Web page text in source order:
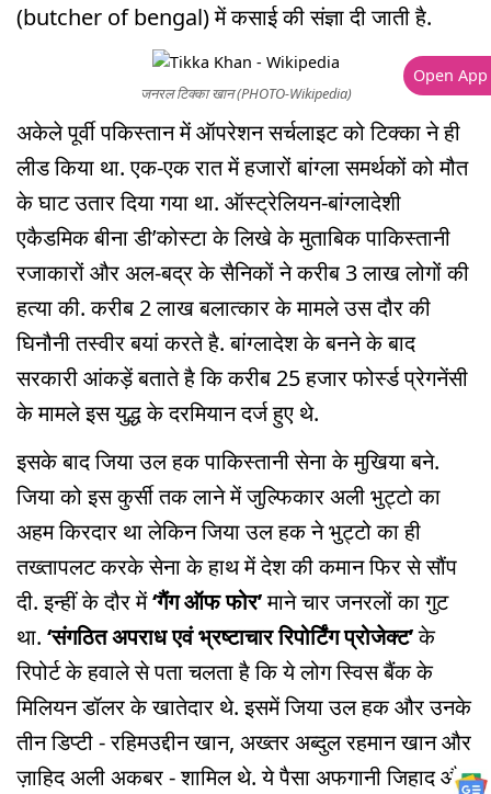
(butcher of bengal) में कसाई की संज्ञा दी जाती है.
जनरल टिक्का खान (PHOTO-Wikipedia)
अकेले पूर्वी पकिस्तान में ऑपरेशन सर्चलाइट को टिक्का ने ही
लीड किया था. एक-एक रात में हजारों बांग्ला समर्थकों को मौत
के घाट उतार दिया गया था. ऑस्ट्रेलियन-बांग्लादेशी
एकैडमिक बीना डी’कोस्टा के लिखे के मुताबिक पाकिस्तानी
रजाकारों और अल-बद्र के सैनिकों ने करीब 3 लाख लोगों की
हत्या की. करीब 2 लाख बलात्कार के मामले उस दौर की
घिनौनी तस्वीर बयां करते है. बांग्लादेश के बनने के बाद
सरकारी आंकड़ें बताते है कि करीब 25 हजार फोर्स्ड प्रेगनेंसी
के मामले इस युद्ध के दरमियान दर्ज हुए थे.
इसके बाद जिया उल हक पाकिस्तानी सेना के मुखिया बने.
जिया को इस कुर्सी तक लाने में जुल्फिकार अली भुट्टो का
अहम किरदार था लेकिन जिया उल हक ने भुट्टो का ही
तख्तापलट करके सेना के हाथ में देश की कमान फिर से सौंप
दी. इन्हीं के दौर में‘गैंग ऑफ फोर’माने चार जनरलों का गुट
था. ‘संगठित अपराध एवं भ्रष्टाचार रिपोर्टिंग प्रोजेक्ट’के
रिपोर्ट के हवाले से पता चलता है कि ये लोग स्विस बैंक के
मिलियन डॉलर के खातेदार थे. इसमें जिया उल हक और उनके
तीन डिप्टी - रहिमउद्दीन खान, अख्तर अब्दुल रहमान खान और
ज़ाहिद अली अकबर - शामिल थे. ये पैसा अफगानी जिहाद और
Open App